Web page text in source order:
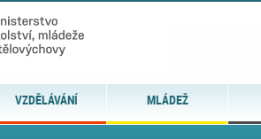
VZDĚLÁVÁNÍ MLÁDEŽ